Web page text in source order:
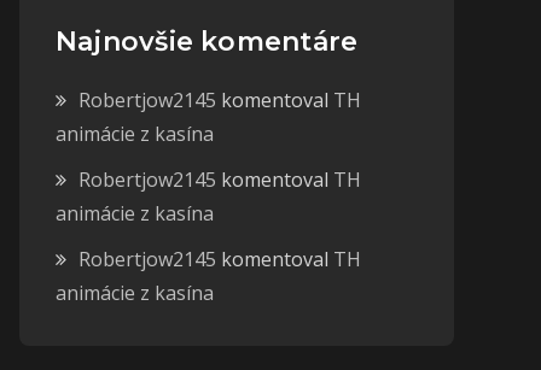
Najnovšie komentáre
Robertjow2145 komentoval TH
animácie z kasína
Robertjow2145 komentoval TH
animácie z kasína
Robertjow2145 komentoval TH
animácie z kasína